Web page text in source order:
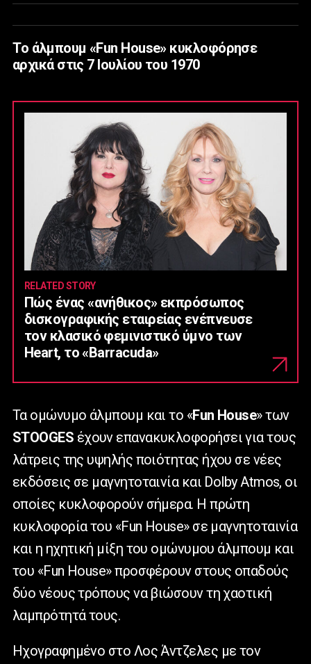
Tο άλμπουμ «Fun House» κυκλοφόρησε
αρχικά στις 7 Ιουλίου του 1970
RELATED STORY
Πώς ένας «ανήθικος» εκπρόσωπος
δισκογραφικής εταιρείας ενέπνευσε
τον κλασικό φεμινιστικό ύμνο των
Heart, το «Barracuda»
Τα ομώνυμο άλμπουμ και το «Fun House» των
STOOGES έχουν επανακυκλοφορήσει για τους
λάτρεις της υψηλής ποιότητας ήχου σε νέες
εκδόσεις σε μαγνητοταινία και Dolby Atmos, οι
οποίες κυκλοφορούν σήμερα. Η πρώτη
κυκλοφορία του «Fun House» σε μαγνητοταινία
και η ηχητική μίξη του ομώνυμου άλμπουμ και
του «Fun House» προσφέρουν στους οπαδούς
δύο νέους τρόπους να βιώσουν τη χαοτική
λαμπρότητά τους.
Ηχογραφημένο στο Λος Άντζελες με τον